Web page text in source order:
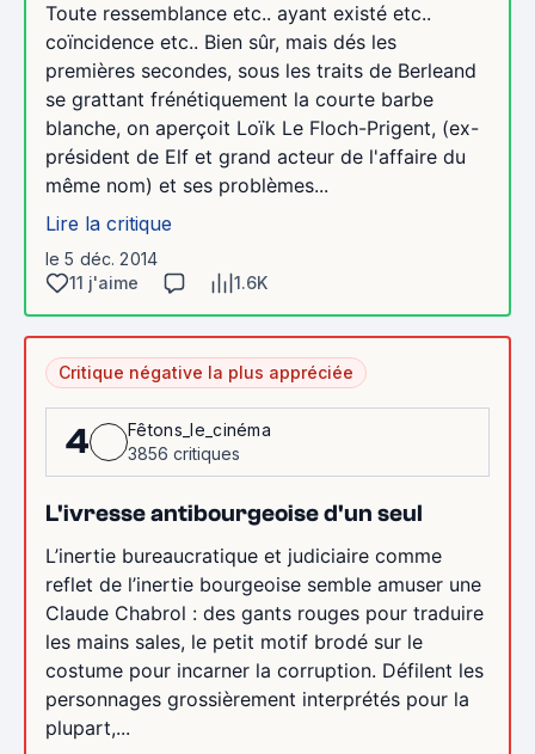
Toute ressemblance etc.. ayant existé etc..
coïncidence etc.. Bien sûr, mais dés les
premières secondes, sous les traits de Berleand
se grattant frénétiquement la courte barbe
blanche, on aperçoit Loïk Le Floch-Prigent, (ex-
président de Elf et grand acteur de l'affaire du
même nom) et ses problèmes...
Lire la critique
le 5 déc. 2014
11 j'aime
1.6K
Critique négative la plus appréciée
4
Fêtons_le_cinéma
3856 critiques
L'ivresse antibourgeoise d'un seul
L’inertie bureaucratique et judiciaire comme
reflet de l’inertie bourgeoise semble amuser une
Claude Chabrol : des gants rouges pour traduire
les mains sales, le petit motif brodé sur le
costume pour incarner la corruption. Défilent les
personnages grossièrement interprétés pour la
plupart,...